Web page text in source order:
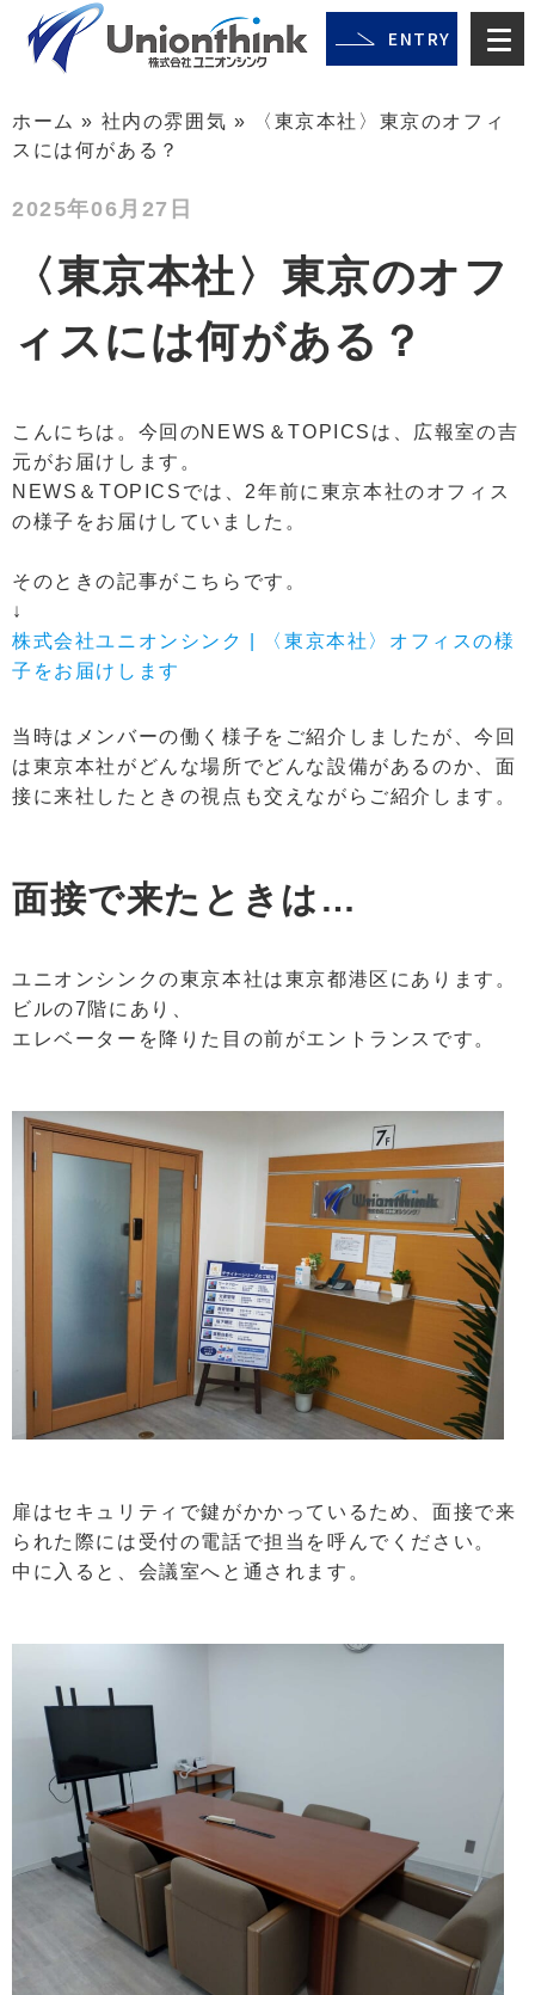
ENTRY
ホーム » 社内の雰囲気 »
〈東京本社〉東京のオフィ
スには何がある？
2025年06月27日
〈東京本社〉東京のオフ
ィスには何がある？
こんにちは。今回のNEWS＆TOPICSは、広報室の吉
元がお届けします。
NEWS＆TOPICSでは、2年前に東京本社のオフィス
の様子をお届けしていました。
そのときの記事がこちらです。
↓
株式会社ユニオンシンク | 〈東京本社〉オフィスの様
子をお届けします
当時はメンバーの働く様子をご紹介しましたが、今回
は東京本社がどんな場所でどんな設備があるのか、面
接に来社したときの視点も交えながらご紹介します。
面接で来たときは…
ユニオンシンクの東京本社は東京都港区にあります。
ビルの7階にあり、
エレベーターを降りた目の前がエントランスです。
扉はセキュリティで鍵がかかっているため、面接で来
られた際には受付の電話で担当を呼んでください。
中に入ると、会議室へと通されます。